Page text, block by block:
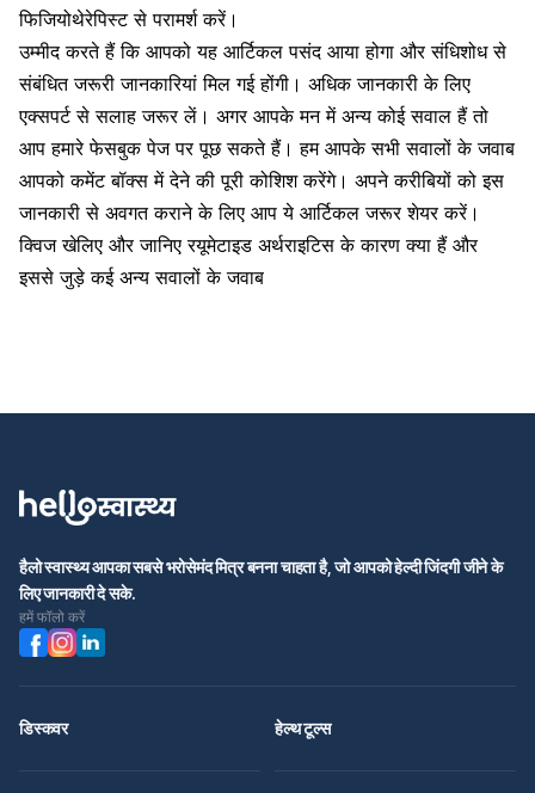
फिजियोथेरेपिस्ट से परामर्श करें।
उम्मीद करते हैं कि आपको यह आर्टिकल पसंद आया होगा और संधिशोध से
संबंधित जरूरी जानकारियां मिल गई होंगी। अधिक जानकारी के लिए
एक्सपर्ट से सलाह जरूर लें। अगर आपके मन में अन्य कोई सवाल हैं तो
आप हमारे फेसबुक पेज पर पूछ सकते हैं। हम आपके सभी सवालों के जवाब
आपको कमेंट बॉक्स में देने की पूरी कोशिश करेंगे। अपने करीबियों को इस
जानकारी से अवगत कराने के लिए आप ये आर्टिकल जरूर शेयर करें।
क्विज खेलिए और जानिए रयूमेटाइड अर्थराइटिस के कारण क्या हैं और
इससे जुड़े कई अन्य सवालों के जवाब
हैलो स्वास्थ्य आपका सबसे भरोसेमंद मित्र बनना चाहता है, जो आपको हेल्दी जिंदगी जीने के
लिए जानकारी दे सके.
हमें फॉलो करें
डिस्कवर हेल्थ टूल्स